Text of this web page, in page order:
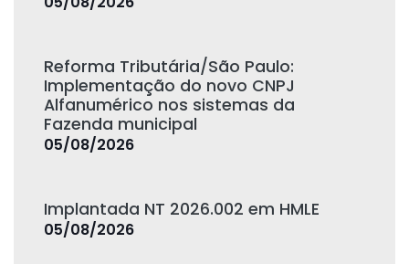
Reforma Tributária/São Paulo:
Implementação do novo CNPJ
Alfanumérico nos sistemas da
Fazenda municipal
05/08/2026
Implantada NT 2026.002 em HMLE
05/08/2026